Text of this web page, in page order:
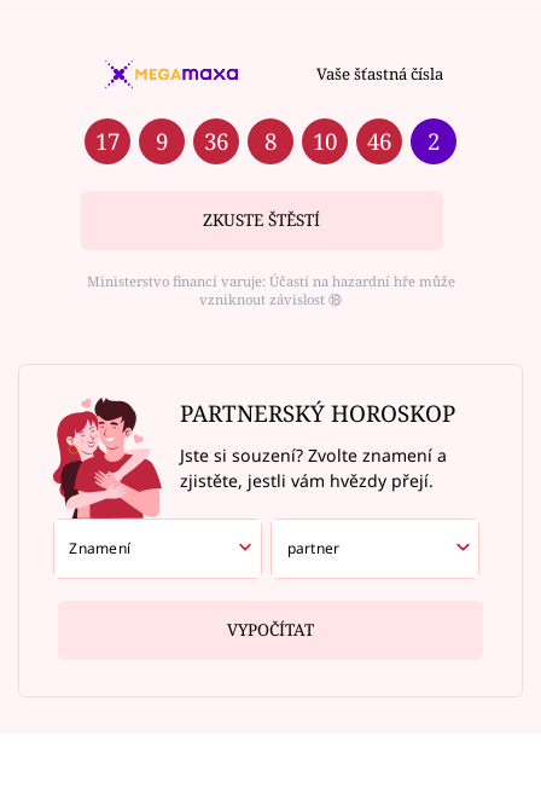
Vaše šťastná čísla
17 9 36 8 10 46 2
ZKUSTE ŠTĚSTÍ
Ministerstvo financí varuje: Účastí na hazardní hře může
vzniknout závislost ⑱
PARTNERSKÝ HOROSKOP
Jste si souzení? Zvolte znamení a
zjistěte, jestli vám hvězdy přejí.
VYPOČÍTAT